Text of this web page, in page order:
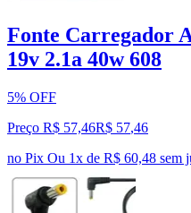
Fonte Carregador
19v 2.1a 40w 608
5% OFF
Preço R$ 57,46R$ 57,46
no Pix Ou 1x de R$ 60,48 sem